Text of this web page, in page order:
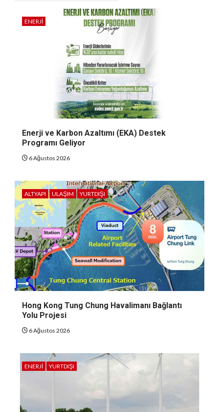
ENERJI
Enerji ve Karbon Azaltımı (EKA) Destek
Programı Geliyor
6 Ağustos 2026
ALTYAPI ULAŞIM YURTDIŞI
Hong Kong Tung Chung Havalimanı Bağlantı
Yolu Projesi
6 Ağustos 2026
ENERJI YURTDIŞI